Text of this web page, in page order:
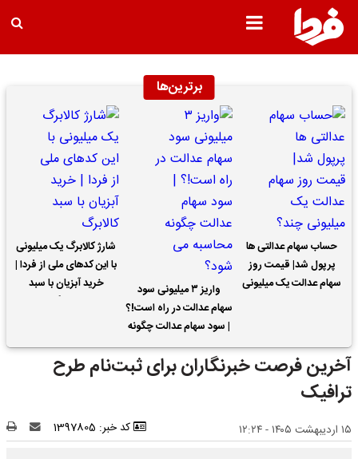
برترین‌ها
حساب سهام عدالتی ها
پرپول شد| قیمت روز
سهام عدالت یک میلیونی
واریز ۳ میلیونی سود
سهام عدالت در راه است!؟
| سود سهام عدالت چگونه
محاسبه می شود؟
شارژ کالابرگ یک میلیونی
با این کدهای ملی از فردا |
خرید آبزیان با سبد
آخرین فرصت خبرنگاران برای ثبت‌نام طرح
ترافیک
۱۵ اردیبهشت ۱۴۰۵ - ۱۲:۲۴ کد خبر: 1397805